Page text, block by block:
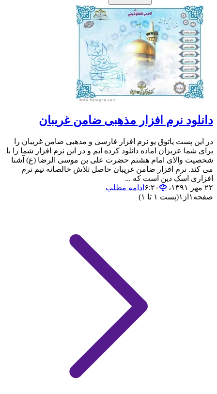
دانلود نرم افزار مذهبی ضامن غریبان
در این پست پاتوق یو نرم افزار فارسی و مذهبی ضامن غریبان را
برای شما عزیزان اماده دانلود کرده ایم و در این نرم افزار شما را با
شخصیت والای امام هشتم حضرت علی بن موسی الرضا (ع) آشنا
می کند. نرم افزار ضامن غریبان حاصل تلاش خالصانه تیم نرم
افزاری اسک دین است که ...
۲۲ مهر ۱۳۹۱،‏ ۶:۲۰
ادامه مطلب
صفحه ۱ از ۱(پست ۱ تا ۱)